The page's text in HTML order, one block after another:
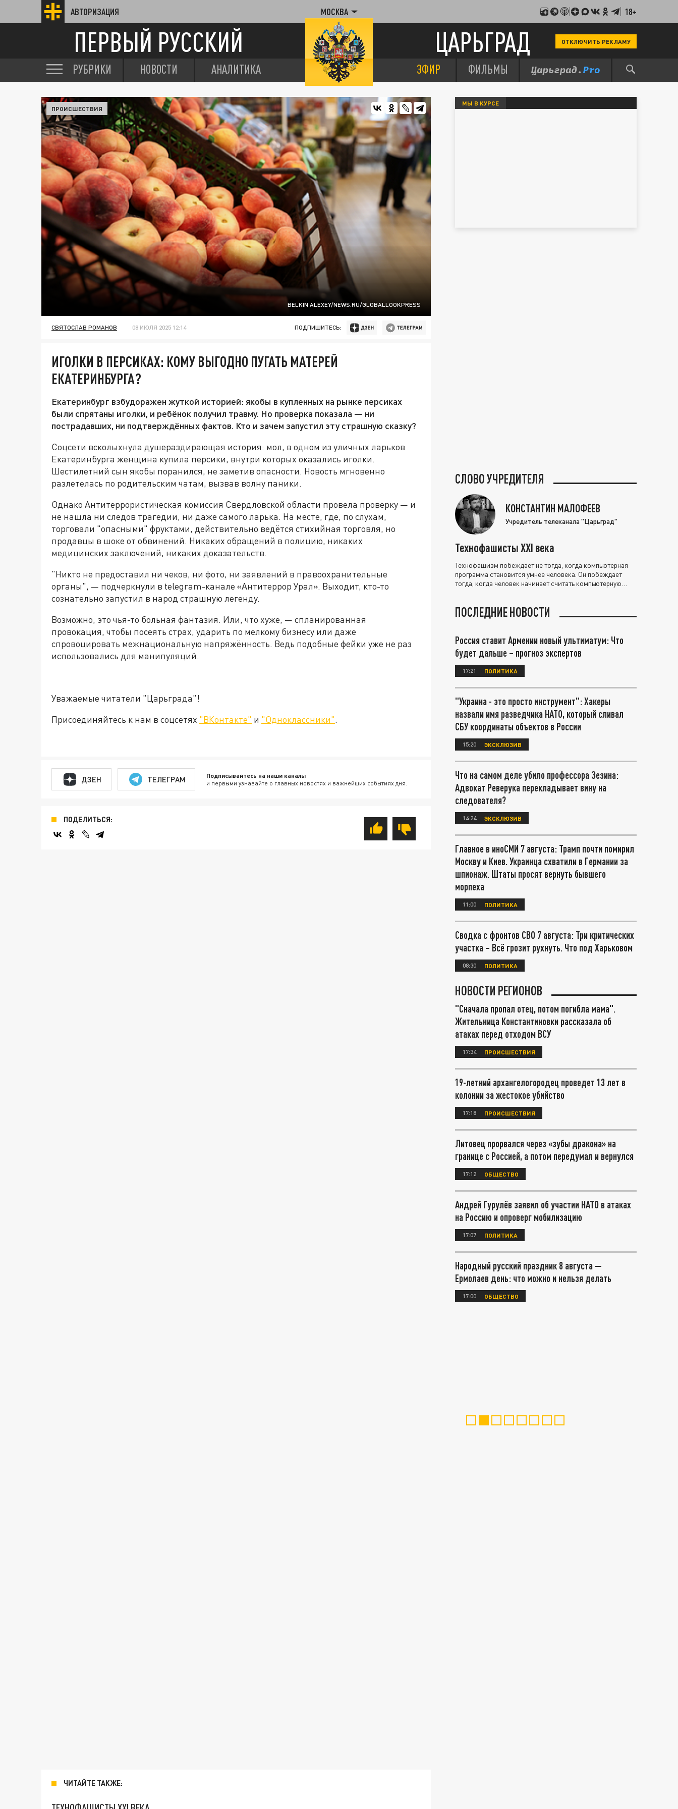
АВТОРИЗАЦИЯ МОСКВА 18+
ПЕРВЫЙ РУССКИЙ ЦАРЬГРАД ОТКЛЮЧИТЬ РЕКЛАМУ
РУБРИКИ НОВОСТИ АНАЛИТИКА ЭФИР ФИЛЬМЫ
BELKIN ALEXEY/NEWS.RU/GLOBALLOOKPRESS
ПРОИСШЕСТВИЯ
СВЯТОСЛАВ РОМАНОВ 08 ИЮЛЯ 2025 12:14 ПОДПИШИТЕСЬ:
ИГОЛКИ В ПЕРСИКАХ: КОМУ ВЫГОДНО ПУГАТЬ МАТЕРЕЙ
ЕКАТЕРИНБУРГА?
Екатеринбург взбудоражен жуткой историей: якобы в купленных на рынке персиках
были спрятаны иголки, и ребёнок получил травму. Но проверка показала — ни
пострадавших, ни подтверждённых фактов. Кто и зачем запустил эту страшную сказку?
Соцсети всколыхнула душераздирающая история: мол, в одном из уличных ларьков
Екатеринбурга женщина купила персики, внутри которых оказались иголки.
Шестилетний сын якобы поранился, не заметив опасности. Новость мгновенно
разлетелась по родительским чатам, вызвав волну паники.
Однако Антитеррористическая комиссия Свердловской области провела проверку — и
не нашла ни следов трагедии, ни даже самого ларька. На месте, где, по слухам,
торговали "опасными" фруктами, действительно ведётся стихийная торговля, но
продавцы в шоке от обвинений. Никаких обращений в полицию, никаких
медицинских заключений, никаких доказательств.
"Никто не предоставил ни чеков, ни фото, ни заявлений в правоохранительные
органы", — подчеркнули в telegram-канале «Антитеррор Урал». Выходит, кто-то
сознательно запустил в народ страшную легенду.
Возможно, это чья-то больная фантазия. Или, что хуже, — спланированная
провокация, чтобы посеять страх, ударить по мелкому бизнесу или даже
спровоцировать межнациональную напряжённость. Ведь подобные фейки уже не раз
использовались для манипуляций.
Уважаемые читатели "Царьграда"!
Присоединяйтесь к нам в соцсетях "ВКонтакте" и "Одноклассники".
ДЗЕН ТЕЛЕГРАМ Подписывайтесь на наши каналы
и первыми узнавайте о главных новостях и важнейших событиях дня.
ПОДЕЛИТЬСЯ:
ЧИТАЙТЕ ТАКЖЕ:
МЫ В КУРСЕ
СЛОВО УЧРЕДИТЕЛЯ
КОНСТАНТИН МАЛОФЕЕВ
Учредитель телеканала "Царьград"
Технофашисты XXI века
Технофашизм побеждает не тогда, когда компьютерная
программа становится умнее человека. Он побеждает
тогда, когда человек начинает считать компьютерную
ПОСЛЕДНИЕ НОВОСТИ
Россия ставит Армении новый ультиматум: Что
будет дальше – прогноз экспертов
17:21 ПОЛИТИКА
"Украина - это просто инструмент": Хакеры
назвали имя разведчика НАТО, который сливал
СБУ координаты объектов в России
15:20 ЭКСКЛЮЗИВ
Что на самом деле убило профессора Зезина:
Адвокат Реверука перекладывает вину на
следователя?
14:24 ЭКСКЛЮЗИВ
Главное в иноСМИ 7 августа: Трамп почти помирил
Москву и Киев. Украинца схватили в Германии за
шпионаж. Штаты просят вернуть бывшего
морпеха
11:00 ПОЛИТИКА
Сводка с фронтов СВО 7 августа: Три критических
участка – Всё грозит рухнуть. Что под Харьковом
08:30 ПОЛИТИКА
НОВОСТИ РЕГИОНОВ
"Сначала пропал отец, потом погибла мама".
Жительница Константиновки рассказала об
атаках перед отходом ВСУ
17:34 ПРОИСШЕСТВИЯ
19-летний архангелогородец проведет 13 лет в
колонии за жестокое убийство
17:18 ПРОИСШЕСТВИЯ
Литовец прорвался через «зубы дракона» на
границе с Россией, а потом передумал и вернулся
17:12 ОБЩЕСТВО
Андрей Гурулёв заявил об участии НАТО в атаках
на Россию и опроверг мобилизацию
17:07 ПОЛИТИКА
Народный русский праздник 8 августа —
Ермолаев день: что можно и нельзя делать
17:00 ОБЩЕСТВО